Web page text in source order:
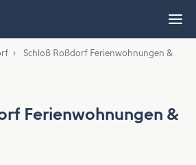
›
Schloß Roßdorf Ferienwohnungen &
Ferienwohnungen &